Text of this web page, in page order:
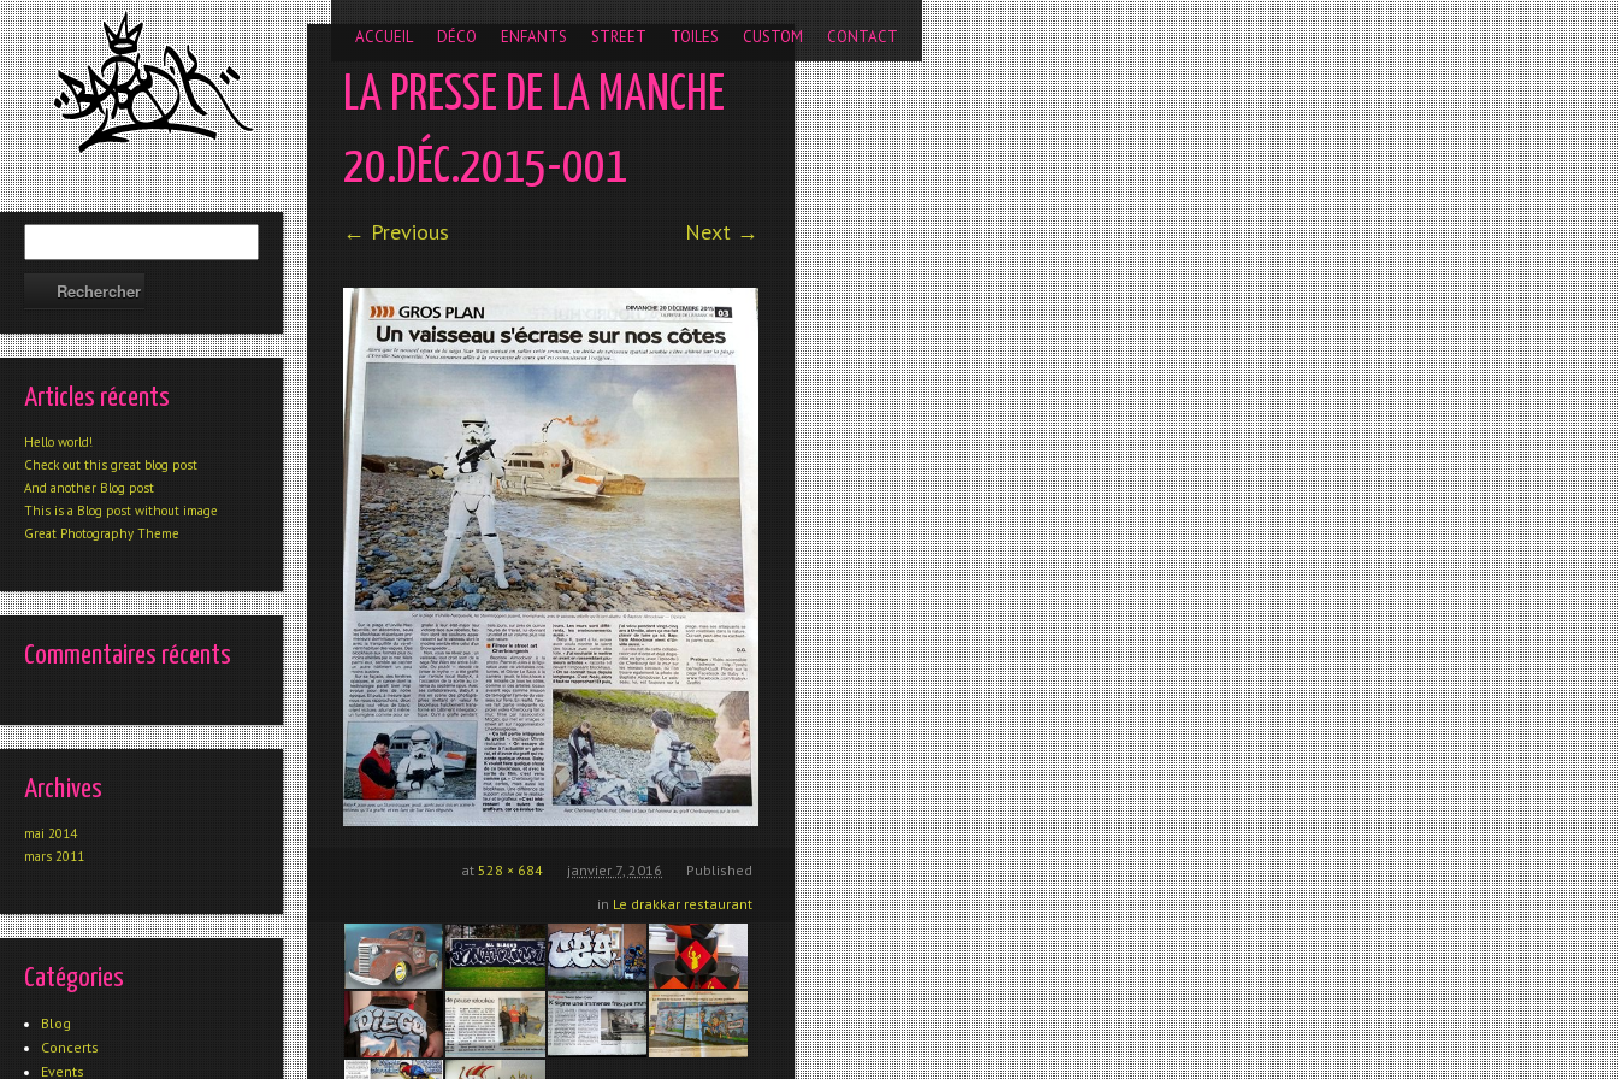
__gaTracker('require', 'displayfeatures'); __gaTracker('send','pageview');
ACCUEIL DÉCO ENFANTS STREET TOILES CUSTOM CONTACT
LA PRESSE DE LA MANCHE
20.DÉC.2015-001
← Previous Next →
Published
janvier 7, 2016
at 528 × 684
in Le drakkar restaurant
Articles récents
Hello world!
Check out this great blog post
And another Blog post
This is a Blog post without image
Great Photography Theme
Commentaires récents
Archives
mai 2014
mars 2011
Catégories
Blog
Concerts
Events